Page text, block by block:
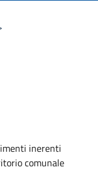
inerenti
comunale